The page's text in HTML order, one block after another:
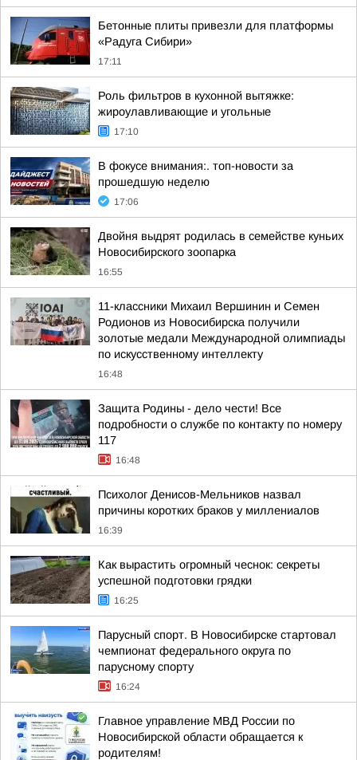
Бетонные плиты привезли для платформы
«Радуга Сибири»
17:11
Роль фильтров в кухонной вытяжке:
жироулавливающие и угольные
17:10
В фокусе внимания:. топ-новости за
прошедшую неделю
17:06
Двойня выдрят родилась в семействе куньих
Новосибирского зоопарка
16:55
11-классники Михаил Вершинин и Семен
Родионов из Новосибирска получили
золотые медали Международной олимпиады
по искусственному интеллекту
16:48
Защита Родины - дело чести! Все
подробности о службе по контакту по номеру
117
16:48
Психолог Денисов-Мельников назвал
причины коротких браков у миллениалов
16:39
Как вырастить огромный чеснок: секреты
успешной подготовки грядки
16:25
Парусный спорт. В Новосибирске стартовал
чемпионат федерального округа по
парусному спорту
16:24
Главное управление МВД России по
Новосибирской области обращается к
родителям!